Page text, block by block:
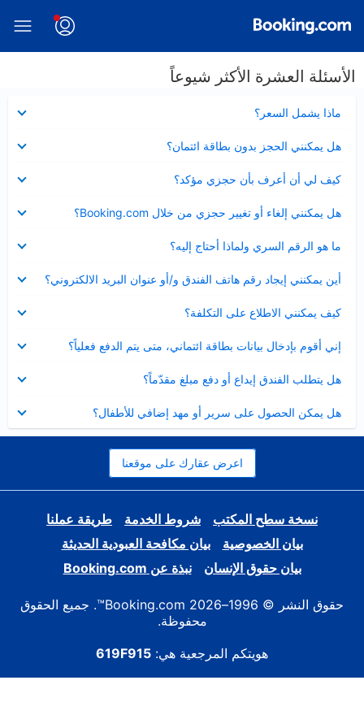
الأسئلة العشرة الأكثر شيوعاً
ماذا يشمل السعر؟
مصغر
هل يمكنني الحجز بدون بطاقة ائتمان؟
مصغر
كيف لي أن أعرف بأن حجزي مؤكد؟
مصغر
هل يمكنني إلغاء أو تغيير حجزي من خلال Booking.com؟
مصغر
ما هو الرقم السري ولماذا أحتاج إليه؟
مصغر
أين يمكنني إيجاد رقم هاتف الفندق و/أو عنوان البريد الالكتروني؟
عرض
مصغر
كيف يمكنني الاطلاع على التكلفة؟
مصغر
إني أقوم بإدخال بيانات بطاقة ائتماني، متى يتم الدفع فعلياً؟
مصغر
هل يتطلب الفندق إيداع أو دفع مبلغ مقدّماً؟
مصغر
هل يمكن الحصول على سرير أو مهد إضافي للأطفال؟
مصغر
اعرض عقارك على موقعنا
نسخة سطح المكتب شروط الخدمة
طريقة عملنا
بيان الخصوصية
بيان مكافحة العبودية الحديثة
بيان حقوق الإنسان
نبذة عن Booking.com
حقوق النشر © 1996–2026 Booking.com™. جميع الحقوق
محفوظة.
هويتكم المرجعية هي: 619F915